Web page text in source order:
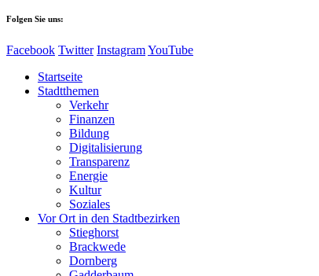
Folgen Sie uns:
Facebook Twitter InstagramYouTube
Startseite
Stadtthemen
Verkehr
Finanzen
Bildung
Digitalisierung
Transparenz
Energie
Kultur
Soziales
Vor Ort in den Stadtbezirken
Stieghorst
Brackwede
Dornberg